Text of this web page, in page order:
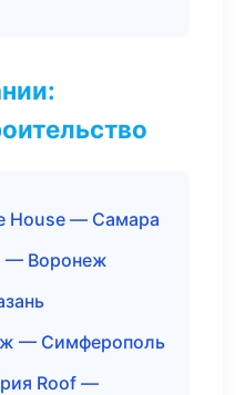
House — Самара
— Воронеж
— Симферополь
Roof —